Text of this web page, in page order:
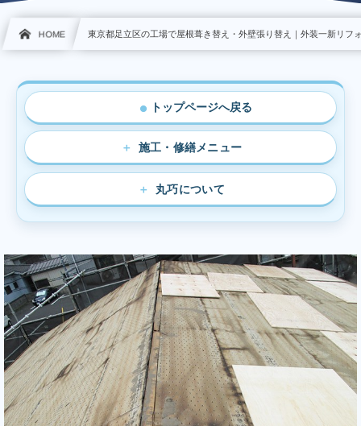
HOME 東京都足立区の工場で屋根葺き替え・外壁張り替え｜外装一新リフ
● トップページへ戻る
施工・修繕メニュー
丸巧について